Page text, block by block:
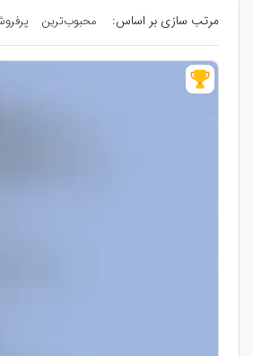
مرتب سازی بر اساس: محبوب‌ترین